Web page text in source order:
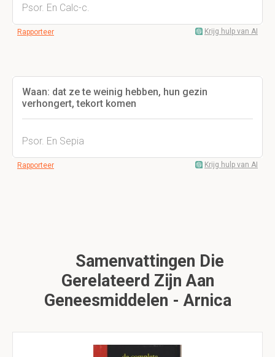
Psor. En Calc-c.
Rapporteer Krijg hulp van AI
Waan: dat ze te weinig hebben, hun gezin
verhongert, tekort komen
Psor. En Sepia
Rapporteer Krijg hulp van AI
Samenvattingen Die
Gerelateerd Zijn Aan
Geneesmiddelen - Arnica